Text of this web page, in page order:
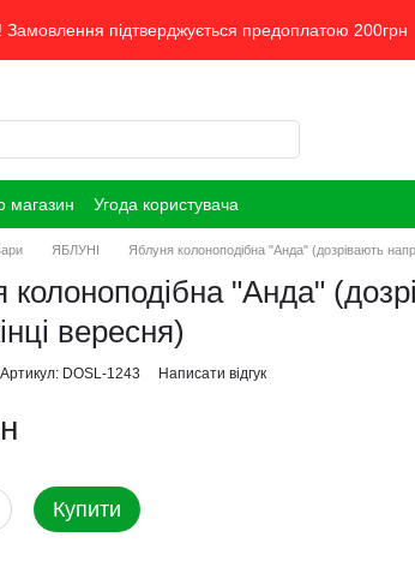
підтверджується предоплатою 200грн
магазин Угода користувача
ЯБЛУНІ Яблуня колоноподібна "Анда" (дозрівають
колоноподібна "Анда"
вересня)
Артикул: DOSL-1243 Написати відгук
Купити